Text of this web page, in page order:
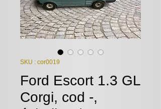
SKU : cor0019
Ford Escort 1.3 GL
Corgi, cod -,